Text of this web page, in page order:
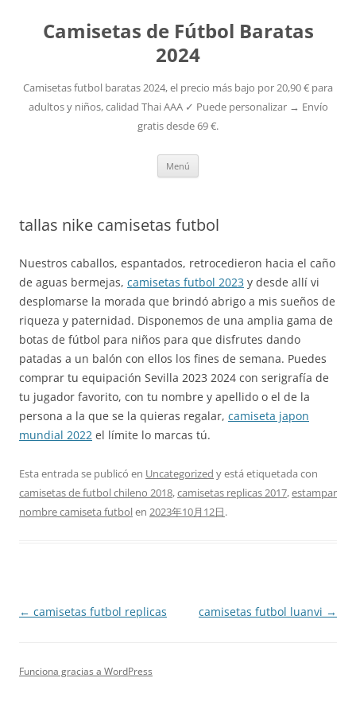
Camisetas de Fútbol Baratas
2024
Camisetas futbol baratas 2024, el precio más bajo por 20,90 € para
adultos y niños, calidad Thai AAA ✓ Puede personalizar → Envío
gratis desde 69 €.
Menú
tallas nike camisetas futbol
Nuestros caballos, espantados, retrocedieron hacia el caño
de aguas bermejas, camisetas futbol 2023 y desde allí vi
desplomarse la morada que brindó abrigo a mis sueños de
riqueza y paternidad. Disponemos de una amplia gama de
botas de fútbol para niños para que disfrutes dando
patadas a un balón con ellos los fines de semana. Puedes
comprar tu equipación Sevilla 2023 2024 con serigrafía de
tu jugador favorito, con tu nombre y apellido o el de la
persona a la que se la quieras regalar, camiseta japon
mundial 2022 el límite lo marcas tú.
Esta entrada se publicó en Uncategorized y está etiquetada con
camisetas de futbol chileno 2018,camisetas replicas 2017,estampar
nombre camiseta futbolen 2023年10月12日.
Navegación
← camisetas futbol replicas camisetas futbol luanvi →
Funciona gracias a WordPress